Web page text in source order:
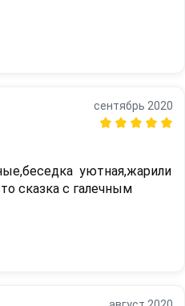
сентябрь 2020
уютная,жарили
сказка с галечным